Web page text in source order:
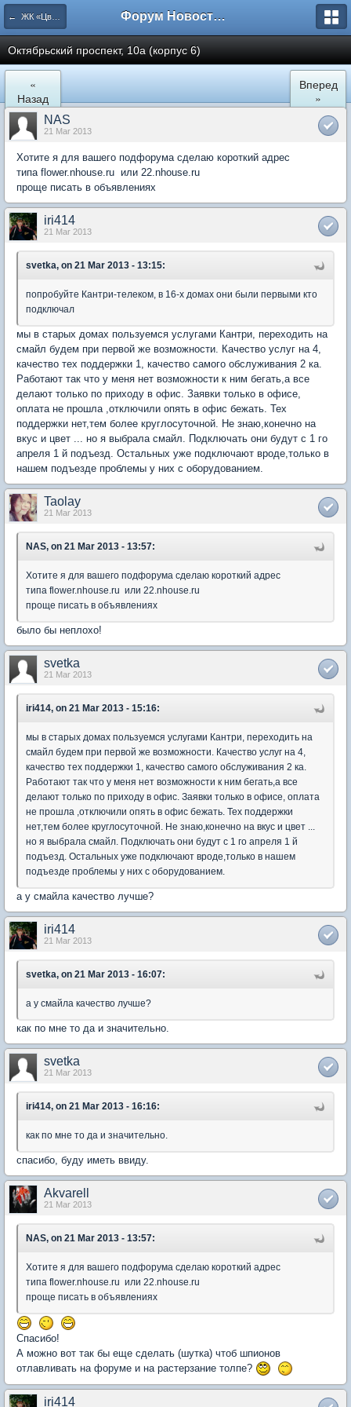
← ЖК «Цветочный город» Микрорайон 22 Форум Новостройки
Октябрьский проспект, 10а (корпус 6)
«
Назад
Вперед
»
NAS
21 Mar 2013
Хотите я для вашего подфорума сделаю короткий адрес
типа flower.nhouse.ru или 22.nhouse.ru
проще писать в объявлениях
iri414
21 Mar 2013
svetka, on 21 Mar 2013 - 13:15:
попробуйте Кантри-телеком, в 16-х домах они были первыми кто
подключал
мы в старых домах пользуемся услугами Кантри, переходить на
смайл будем при первой же возможности. Качество услуг на 4,
качество тех поддержки 1, качество самого обслуживания 2 ка.
Работают так что у меня нет возможности к ним бегать,а все
делают только по приходу в офис. Заявки только в офисе,
оплата не прошла ,отключили опять в офис бежать. Тех
поддержки нет,тем более круглосуточной. Не знаю,конечно на
вкус и цвет ... но я выбрала смайл. Подключать они будут с 1 го
апреля 1 й подъезд. Остальных уже подключают вроде,только в
нашем подъезде проблемы у них с оборудованием.
Taolay
21 Mar 2013
NAS, on 21 Mar 2013 - 13:57:
Хотите я для вашего подфорума сделаю короткий адрес
типа flower.nhouse.ru или 22.nhouse.ru
проще писать в объявлениях
было бы неплохо!
svetka
21 Mar 2013
iri414, on 21 Mar 2013 - 15:16:
мы в старых домах пользуемся услугами Кантри, переходить на
смайл будем при первой же возможности. Качество услуг на 4,
качество тех поддержки 1, качество самого обслуживания 2 ка.
Работают так что у меня нет возможности к ним бегать,а все
делают только по приходу в офис. Заявки только в офисе, оплата
не прошла ,отключили опять в офис бежать. Тех поддержки
нет,тем более круглосуточной. Не знаю,конечно на вкус и цвет ...
но я выбрала смайл. Подключать они будут с 1 го апреля 1 й
подъезд. Остальных уже подключают вроде,только в нашем
подъезде проблемы у них с оборудованием.
а у смайла качество лучше?
iri414
21 Mar 2013
svetka, on 21 Mar 2013 - 16:07:
а у смайла качество лучше?
как по мне то да и значительно.
svetka
21 Mar 2013
iri414, on 21 Mar 2013 - 16:16:
как по мне то да и значительно.
спасибо, буду иметь ввиду.
Akvarell
21 Mar 2013
NAS, on 21 Mar 2013 - 13:57:
Хотите я для вашего подфорума сделаю короткий адрес
типа flower.nhouse.ru или 22.nhouse.ru
проще писать в объявлениях
Спасибо!
А можно вот так бы еще сделать (шутка) чтоб шпионов
отлавливать на форуме и на растерзание толпе?
iri414